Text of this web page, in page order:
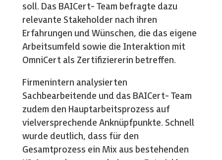
soll. Das BAICert- Team befragte dazu
relevante Stakeholder nach ihren
Erfahrungen und Wünschen, die das eigene
Arbeitsumfeld sowie die Interaktion mit
OmniCert als Zertifiziererin betreffen.
Firmenintern analysierten
Sachbearbeitende und das BAICert- Team
zudem den Hauptarbeitsprozess auf
vielversprechende Anknüpfpunkte. Schnell
wurde deutlich, dass für den
Gesamtprozess ein Mix aus bestehenden